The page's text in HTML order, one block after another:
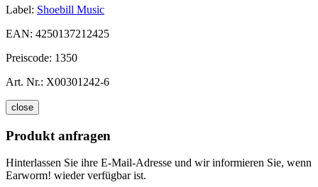
Label: Shoebill Music
EAN: 4250137212425
Preiscode: 1350
Art. Nr.: X00301242-6
close
Produkt anfragen
Hinterlassen Sie ihre E-Mail-Adresse und wir informieren Sie, wenn
Earworm! wieder verfügbar ist.